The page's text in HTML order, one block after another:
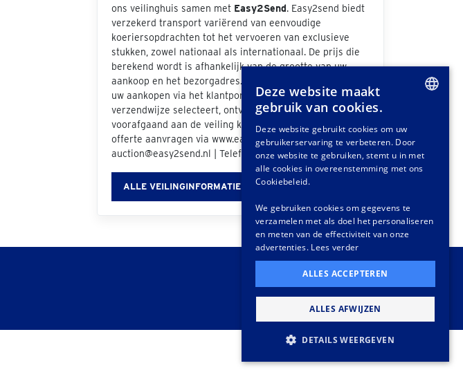
ons veilinghuis samen met Easy2Send. Easy2send biedt
verzekerd transport variërend van eenvoudige
koeriersopdrachten tot het vervoeren van exclusieve
stukken, zowel nationaal als internationaal. De prijs die
berekend wordt is afhankelijk van de grootte van uw
aankoop en het bezorgadres. Als u bij de afhandeling van
uw aankopen via het klantportaal "Easy2Send" als
verzendwijze selecteert, ontvangt u een offerte. Ook
voorafgaand aan de veiling kunt u vrijblijvend een
offerte aanvragen via www.easy2send.nl/veilingen |
auction@easy2send.nl | Telefoon: (+31) 88 330 0999.
ALLE VEILINGINFORMATIE
GERMAN
FRENCH
Deze website maakt
gebruik van cookies.
Deze website gebruikt cookies om uw
gebruikerservaring te verbeteren. Door
onze website te gebruiken, stemt u in met
alle cookies in overeenstemming met ons
Cookiebeleid.
We gebruiken cookies om gegevens te
verzamelen met als doel het personaliseren
en meten van de effectiviteit van onze
advertenties. Lees verder
ALLES ACCEPTEREN
ALLES AFWIJZEN
DETAILS WEERGEVEN
STRIKT NOODZAKELIJK